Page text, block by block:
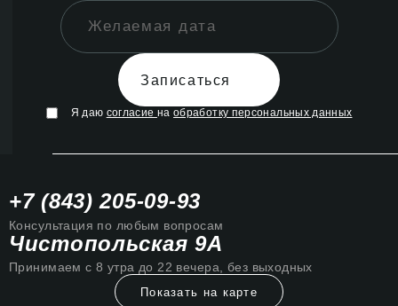
Записаться
Я даю согласие наобработку персональных данных
+7 (843) 205-09-93
Консультация по любым вопросам
Чистопольская 9А
Принимаем с 8 утра до 22 вечера, без выходных
Показать на карте